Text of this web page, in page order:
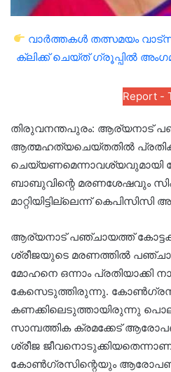
വാർത്തകൾ തത്സമയം
ക്ലിക്ക് ചെയ്ത് ഗ്രൂപ്പിൽ
Report -
തിരുവനന്തപുരം: ആര്യനാട്
ആത്മഹത്യചെയ്തതില്‍
ബാബുവിന്റെ മരണശേഷവും
മാറ്റിയിട്ടില്ലെന്ന്
ആര്യനാട് പഞ്ചായത്ത്
ശ്രീജയുടെ മരണത്തില്‍
മോഹനെ ഒന്നാം പ്രതിയാക്കി
കേസെടുത്തിരുന്നു.
കണക്കിലെടുത്തായിരുന്നു
സാമ്പത്തിക ക്രമക്കേട്
ശ്രീജ
കോണ്‍ഗ്രസിന്റെയും